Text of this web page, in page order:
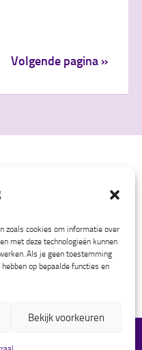
zoals cookies om informatie over
met deze technologieën kunnen
Als je geen toestemming
op bepaalde functies en
Bekijk voorkeuren
Volgende pagina »